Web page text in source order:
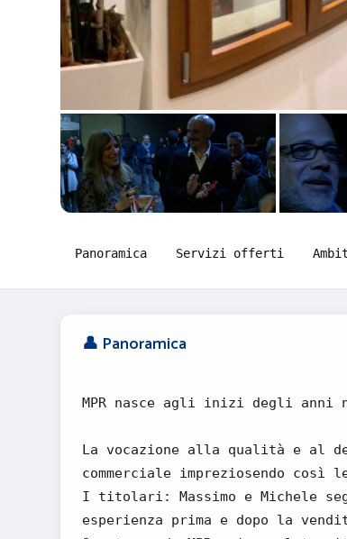
Panoramica Servizi offerti
👤 Panoramica
MPR nasce agli inizi degli anni
La vocazione alla qualità e al
commerciale impreziosendo
I titolari: Massimo e Michele
esperienza prima e dopo la